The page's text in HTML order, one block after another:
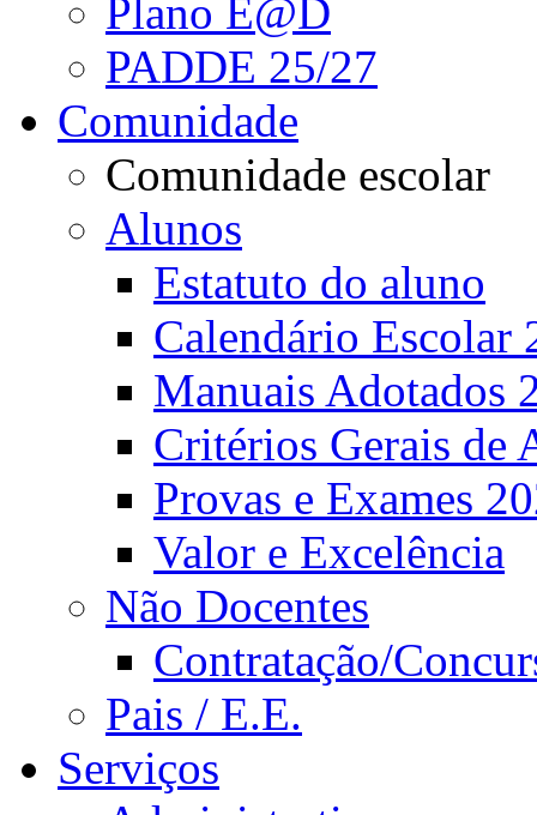
Plano E@D
PADDE 25/27
Comunidade
Comunidade escolar
Alunos
Estatuto do aluno
Calendário Escolar
Manuais Adotados
Critérios Gerais de
Provas e Exames
Valor e Excelência
Não Docentes
Contratação/
Pais / E.E.
Serviços